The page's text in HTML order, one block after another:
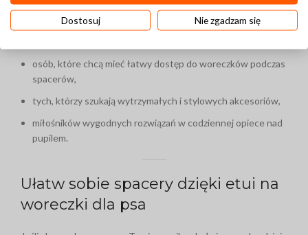
Etui idealnie sprawdzi się dla:
osób, które chcą mieć łatwy dostęp do woreczków podczas
spacerów,
tych, którzy szukają wytrzymałych i stylowych akcesoriów,
miłośników wygodnych rozwiązań w codziennej opiece nad
pupilem.
Ułatw sobie spacery dzięki etui na
woreczki dla psa
Dostosuj Nie zgadzam się